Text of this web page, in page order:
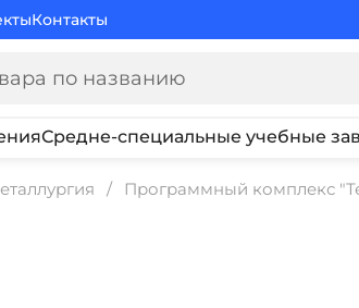
Контакты
Средне-специальные учебные
Программный комплекс